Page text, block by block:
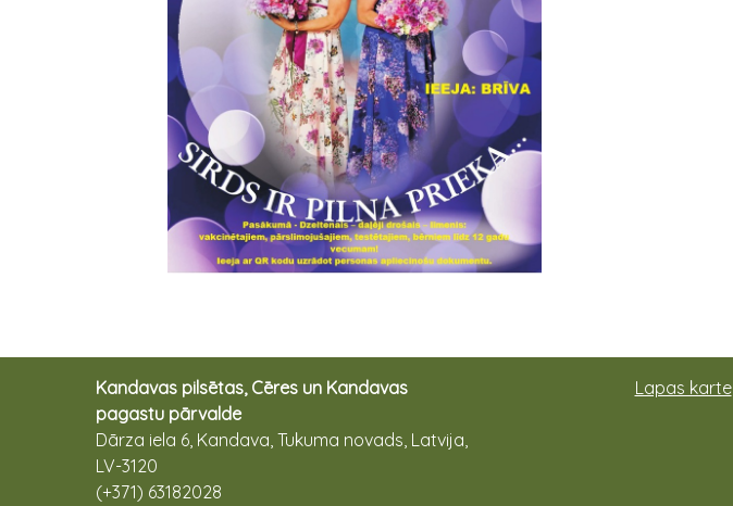
Kandavas pilsētas, Cēres un Kandavas
pagastu pārvalde
Dārza iela 6, Kandava, Tukuma novads, Latvija,
LV-3120
(+371) 63182028
Lapas karte